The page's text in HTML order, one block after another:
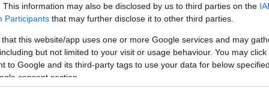
This information may also be disclosed by us to third parties on the
Participants that may further disclose it to other third parties.
that this website/app uses one or more Google services and may
but not limited to your visit or usage behaviour. You may
to Google and its third-party tags to use your data for below
consent section.